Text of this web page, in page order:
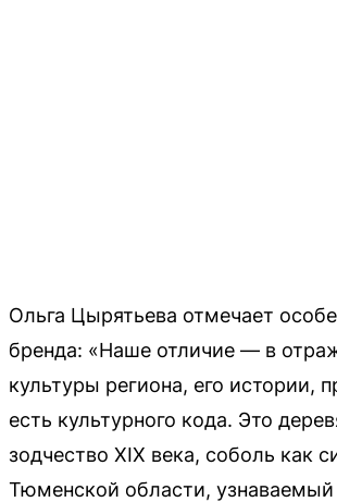
Ольга Цырятьева отмечает
бренда: «Наше отличие — в
культуры региона, его истории,
есть культурного кода. Это
зодчество XIX века, соболь как
Тюменской области, узнаваемый